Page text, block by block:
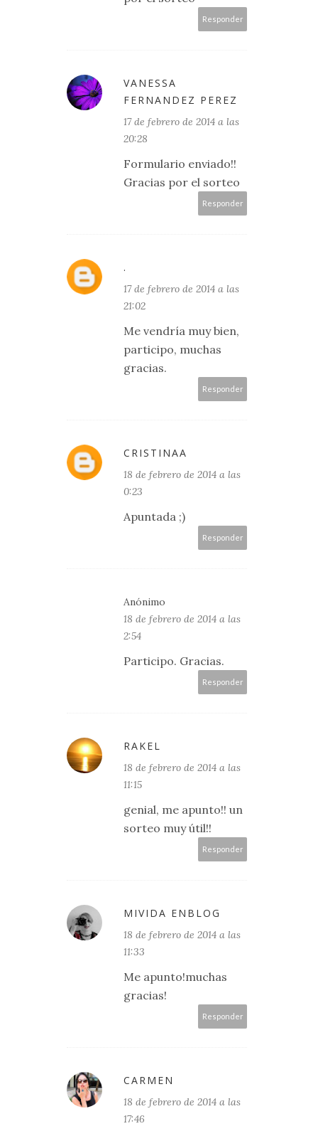
Responder
VANESSA
FERNANDEZ PEREZ
17 de febrero de 2014 a las
20:28
Formulario enviado!!
Gracias por el sorteo
Responder
.
17 de febrero de 2014 a las
21:02
Me vendría muy bien,
participo, muchas
gracias.
Responder
CRISTINAA
18 de febrero de 2014 a las
0:23
Apuntada ;)
Responder
Anónimo
18 de febrero de 2014 a las
2:54
Participo. Gracias.
Responder
RAKEL
18 de febrero de 2014 a las
11:15
genial, me apunto!! un
sorteo muy útil!!
Responder
MIVIDA ENBLOG
18 de febrero de 2014 a las
11:33
Me apunto!muchas
gracias!
Responder
CARMEN
18 de febrero de 2014 a las
17:46